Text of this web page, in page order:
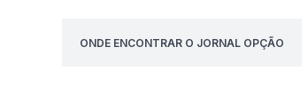
ONDE ENCONTRAR O JORNAL OPÇÃO